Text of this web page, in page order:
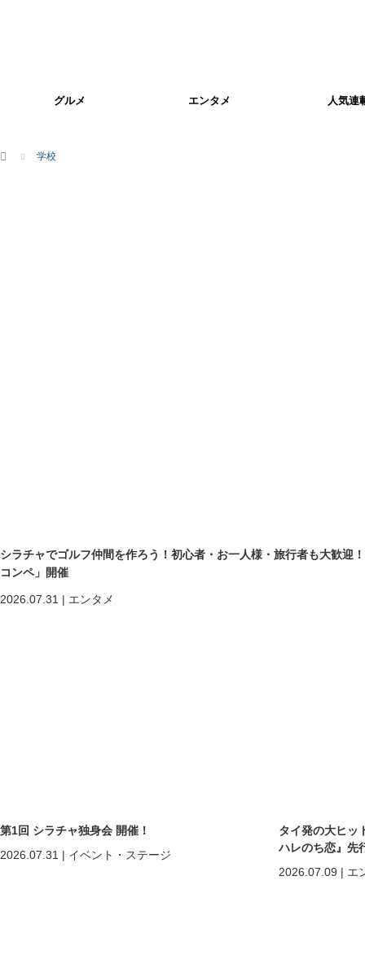
グルメ エンタメ 人気連
ホーム 学校
シラチャでゴルフ仲間を作ろう！初心者・お一人様・旅行者も大歓迎
コンペ」開催
2026.07.31 | エンタメ
第1回 シラチャ独身会 開催！
2026.07.31 | イベント・ステージ
タイ発の大ヒッ
ハレのち恋』先
2026.07.09 | エ